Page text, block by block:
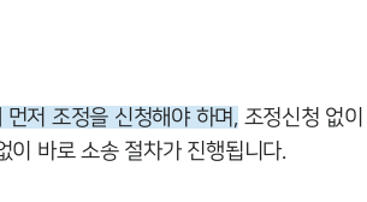
저 조정을 신청해야 하며, 조정신청 없
이 바로 소송 절차가 진행됩니다.